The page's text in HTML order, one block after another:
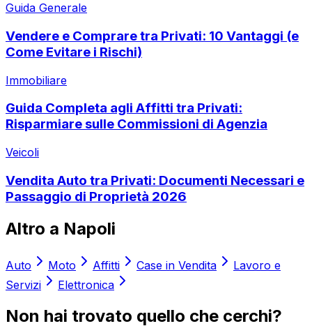
Guida Generale
Vendere e Comprare tra Privati: 10 Vantaggi (e
Come Evitare i Rischi)
Immobiliare
Guida Completa agli Affitti tra Privati:
Risparmiare sulle Commissioni di Agenzia
Veicoli
Vendita Auto tra Privati: Documenti Necessari e
Passaggio di Proprietà 2026
Altro a Napoli
Auto Moto Affitti Case in Vendita
Lavoro e
Servizi
Elettronica
Non hai trovato quello che cerchi?